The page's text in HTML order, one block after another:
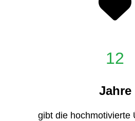
12
Jahre
gibt die hochmotivierte